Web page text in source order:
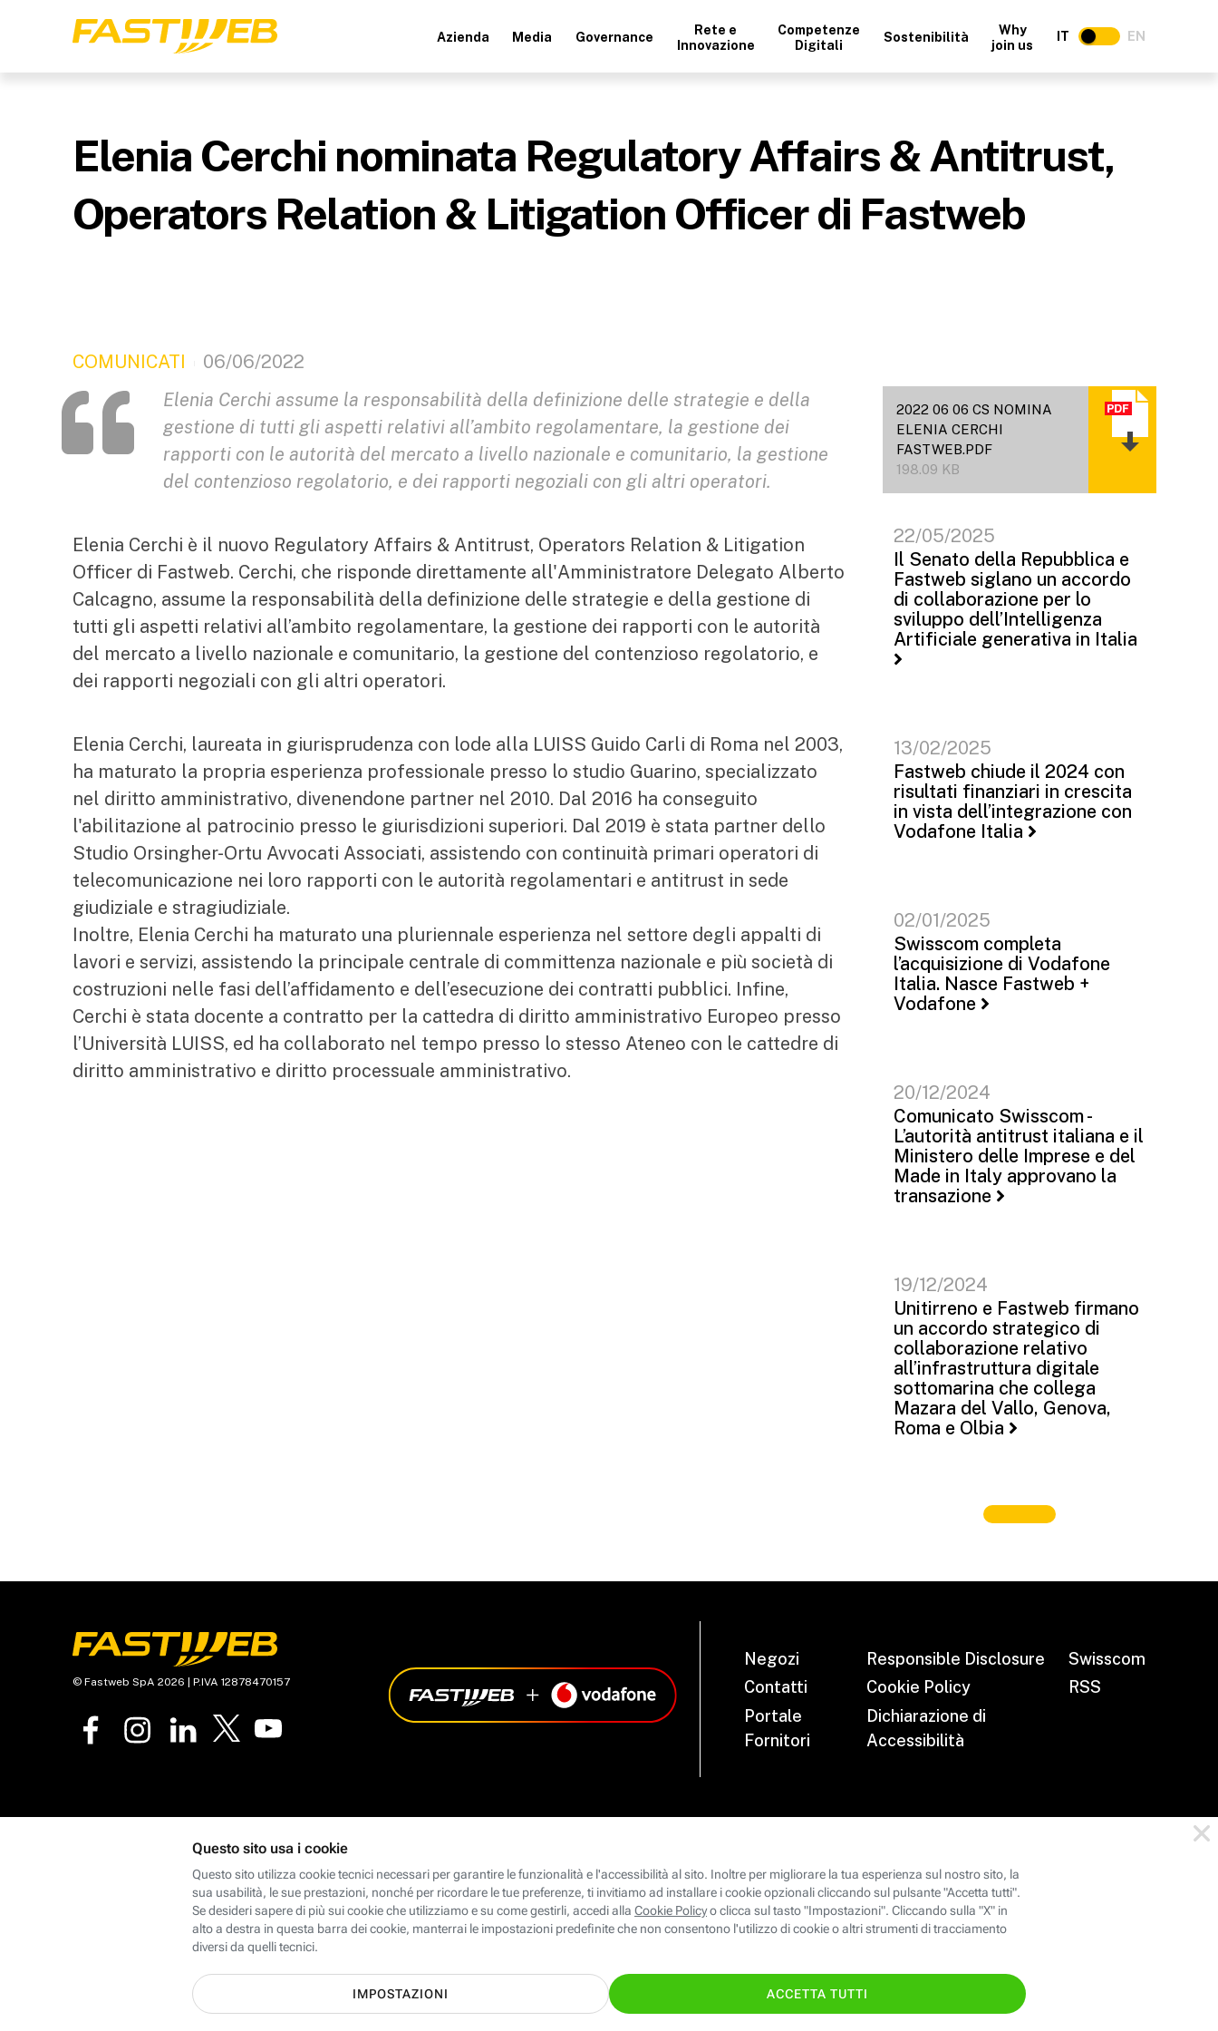
Azienda Media Governance
Rete e
Innovazione
Competenze
Digitali
Sostenibilità
Why
join us
IT EN
Elenia Cerchi nominata Regulatory Affairs & Antitrust,
Operators Relation & Litigation Officer di Fastweb
COMUNICATI
06/06/2022
Elenia Cerchi assume la responsabilità della definizione delle strategie e della
gestione di tutti gli aspetti relativi all’ambito regolamentare, la gestione dei
rapporti con le autorità del mercato a livello nazionale e comunitario, la gestione
del contenzioso regolatorio, e dei rapporti negoziali con gli altri operatori.
Elenia Cerchi è il nuovo Regulatory Affairs & Antitrust, Operators Relation & Litigation
Officer di Fastweb. Cerchi, che risponde direttamente all'Amministratore Delegato Alberto
Calcagno, assume la responsabilità della definizione delle strategie e della gestione di
tutti gli aspetti relativi all’ambito regolamentare, la gestione dei rapporti con le autorità
del mercato a livello nazionale e comunitario, la gestione del contenzioso regolatorio, e
dei rapporti negoziali con gli altri operatori.
Elenia Cerchi, laureata in giurisprudenza con lode alla LUISS Guido Carli di Roma nel 2003,
ha maturato la propria esperienza professionale presso lo studio Guarino, specializzato
nel diritto amministrativo, divenendone partner nel 2010. Dal 2016 ha conseguito
l'abilitazione al patrocinio presso le giurisdizioni superiori. Dal 2019 è stata partner dello
Studio Orsingher-Ortu Avvocati Associati, assistendo con continuità primari operatori di
telecomunicazione nei loro rapporti con le autorità regolamentari e antitrust in sede
giudiziale e stragiudiziale.
Inoltre, Elenia Cerchi ha maturato una pluriennale esperienza nel settore degli appalti di
lavori e servizi, assistendo la principale centrale di committenza nazionale e più società di
costruzioni nelle fasi dell’affidamento e dell’esecuzione dei contratti pubblici. Infine,
Cerchi è stata docente a contratto per la cattedra di diritto amministrativo Europeo presso
l’Università LUISS, ed ha collaborato nel tempo presso lo stesso Ateneo con le cattedre di
diritto amministrativo e diritto processuale amministrativo.
2022 06 06 CS NOMINA
ELENIA CERCHI
FASTWEB.PDF
198.09 KB
22/05/2025
Il Senato della Repubblica e
Fastweb siglano un accordo
di collaborazione per lo
sviluppo dell’Intelligenza
Artificiale generativa in Italia
13/02/2025
Fastweb chiude il 2024 con
risultati finanziari in crescita
in vista dell’integrazione con
Vodafone Italia
02/01/2025
Swisscom completa
l’acquisizione di Vodafone
Italia. Nasce Fastweb +
Vodafone
20/12/2024
Comunicato Swisscom -
L’autorità antitrust italiana e il
Ministero delle Imprese e del
Made in Italy approvano la
transazione
19/12/2024
Unitirreno e Fastweb firmano
un accordo strategico di
collaborazione relativo
all’infrastruttura digitale
sottomarina che collega
Mazara del Vallo, Genova,
Roma e Olbia
© Fastweb SpA 2026 | P.IVA 12878470157
Negozi
Contatti
Portale
Fornitori
Responsible Disclosure
Cookie Policy
Dichiarazione di
Accessibilità
Swisscom
RSS